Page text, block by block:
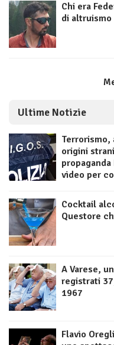
Chi era
di altruismo
Ultime Notizie
origini
video per
Cocktail
Questore
A Varese,
registrati
1967
Flavio